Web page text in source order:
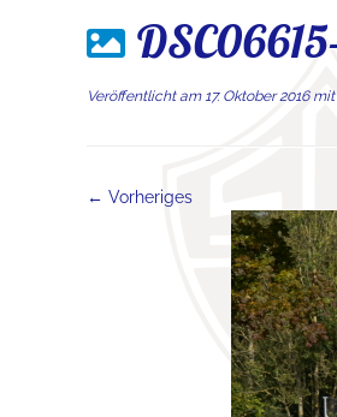
Veröffentlicht am 17. Oktober 2016mit
← Vorheriges